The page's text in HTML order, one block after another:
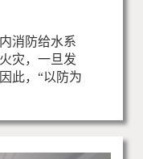
消防给水系
灾，一旦发
此，“以防为